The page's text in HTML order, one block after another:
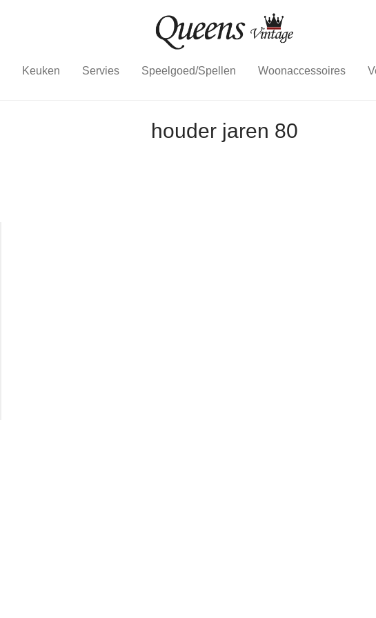
Keuken Servies Speelgoed/Spellen Woonaccessoires
houder jaren 80